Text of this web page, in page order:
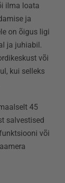
ilma loata
ja
on õigus ligi
ja juhiabil.
või
kui selleks
45
salvestised
või